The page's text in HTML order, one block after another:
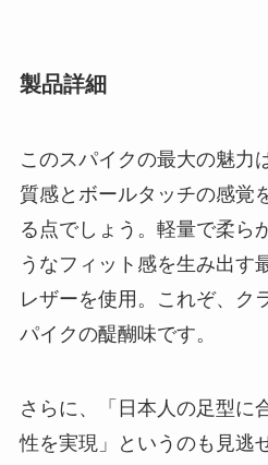
製品詳細
このスパイクの最大の魅力
質感とボールタッチの感覚
る点でしょう。軽量で柔ら
うなフィット感を生み出す
レザーを使用。これぞ、ク
パイクの醍醐味です。
さらに、「日本人の足型に
性を実現」というのも見逃